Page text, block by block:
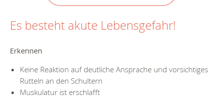
Es besteht akute Lebensgefahr!
Erkennen
Keine Reaktion auf deutliche Ansprache und vorsichtiges
Rütteln an den Schultern
Muskulatur ist erschlafft